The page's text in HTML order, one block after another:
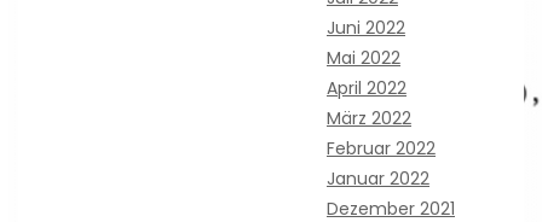
Juni 2022
Mai 2022
April 2022
März 2022
Februar 2022
Januar 2022
Dezember 2021